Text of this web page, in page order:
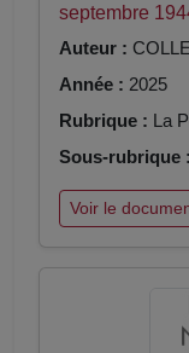
septembre
Auteur :
Année : 2025
Rubrique : La
Sous-rubrique :
Voir le